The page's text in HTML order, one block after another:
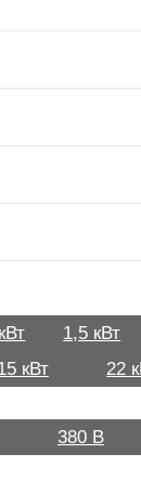
1,5 кВт
кВт 22
380 В